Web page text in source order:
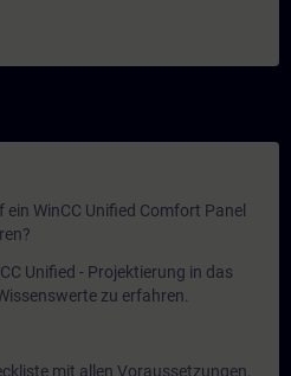
WinCC Unified Comfort Panel
Unified - Projektierung in das
zu erfahren.
mit allen Voraussetzungen,